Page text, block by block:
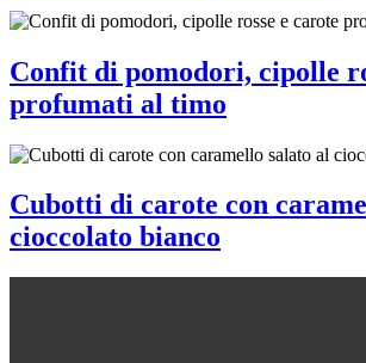
Confit di pomodori, cipolle
profumati al timo
Cubotti di carote con
cioccolato bianco